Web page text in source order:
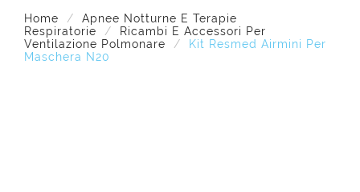
Home
Apnee Notturne E Terapie
Respiratorie
Ricambi E Accessori Per
Ventilazione Polmonare
Kit Resmed Airmini Per
Maschera N20